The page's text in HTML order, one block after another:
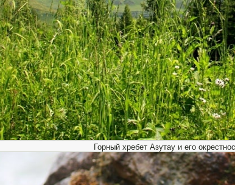
Горный хребет Азутау и его